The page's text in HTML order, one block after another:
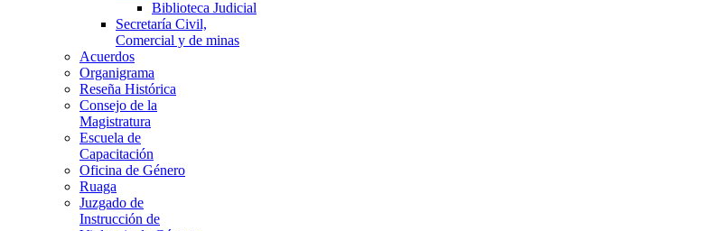
Biblioteca Judicial
Secretaría Civil,
Comercial y de minas
Acuerdos
Organigrama
Reseña Histórica
Consejo de la
Magistratura
Escuela de
Capacitación
Oficina de Género
Ruaga
Juzgado de
Instrucción de